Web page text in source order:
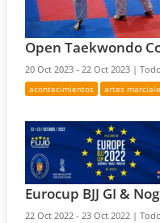
Open Taekwondo
20 Oct 2023 - 22 Oct 2023 |
acontecimientos artes
Eurocup BJJ GI &
22 Oct 2022 - 23 Oct 2022 |